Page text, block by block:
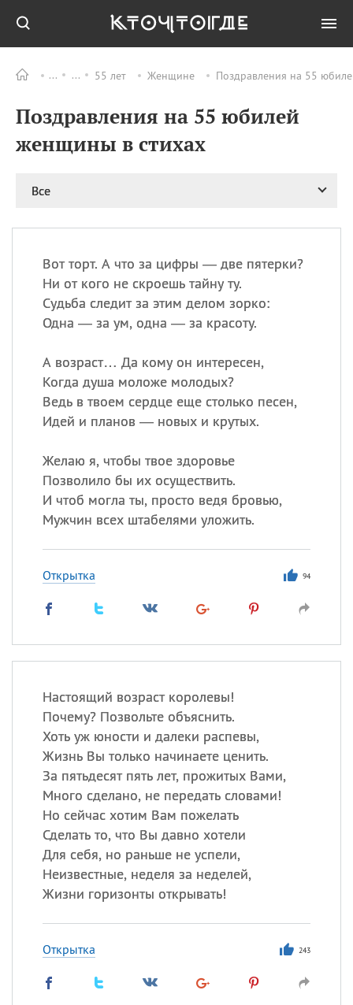
55 лет Женщине Поздравления на 55
Поздравления на 55 юбилей
женщины в стихах
Все
Вот торт. А что за цифры — две пятерки?
Ни от кого не скроешь тайну ту.
Судьба следит за этим делом зорко:
Одна — за ум, одна — за красоту.
А возраст… Да кому он интересен,
Когда душа моложе молодых?
Ведь в твоем сердце еще столько песен,
Идей и планов — новых и крутых.
Желаю я, чтобы твое здоровье
Позволило бы их осуществить.
И чтоб могла ты, просто ведя бровью,
Мужчин всех штабелями уложить.
Открытка 94
Настоящий возраст королевы!
Почему? Позвольте объяснить.
Хоть уж юности и далеки распевы,
Жизнь Вы только начинаете ценить.
За пятьдесят пять лет, прожитых Вами,
Много сделано, не передать словами!
Но сейчас хотим Вам пожелать
Сделать то, что Вы давно хотели
Для себя, но раньше не успели,
Неизвестные, неделя за неделей,
Жизни горизонты открывать!
Открытка 243
ПРАЗДНИКИ Все
09.08
День памяти жертв
бомбардировки
день
рисового пудинга
09.08 День Дымняшки
(Smokey Bear Day)
Сегодня празднуют именины
Сергей, Теодор,
Посмотреть значение
происхождение